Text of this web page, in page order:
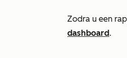
Zodra u een
dashboard.